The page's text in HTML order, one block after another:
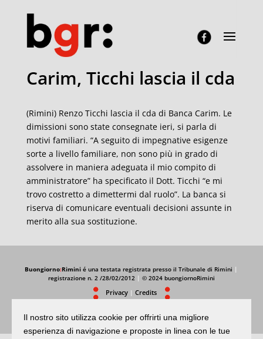
Carim, Ticchi lascia il cda
(Rimini) Renzo Ticchi lascia il cda di Banca Carim. Le
dimissioni sono state consegnate ieri, si parla di
motivi familiari. “A seguito di impegnative esigenze
sorte a livello familiare, non sono più in grado di
assolvere in maniera adeguata il mio compito di
amministratore” ha specificato il Dott. Ticchi “e mi
trovo costretto a dimettermi dal ruolo”. La banca si
riserva di comunicare eventuali decisioni assunte in
merito alla sua sostituzione.
Buongiorno:Rimini é una testata registrata presso il Tribunale di Rimini |
registrazione n. 2 /28/02/2012 | © 2024 buongiornoRimini
Privacy | Credits
Il nostro sito utilizza cookie per offrirti una migliore
esperienza di navigazione e proposte in linea con le tue